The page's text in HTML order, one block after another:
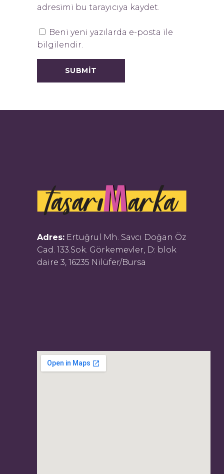
adresimi bu tarayıcıya kaydet.
Beni yeni yazılarda e-posta ile
bilgilendir.
Adres: Ertuğrul Mh. Savcı Doğan Öz
Cad. 133.Sok. Görkemevler, D: blok
daire 3, 16235 Nilüfer/Bursa